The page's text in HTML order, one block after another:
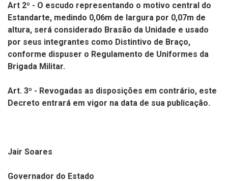
Art 2º - O escudo representando o motivo central do
Estandarte, medindo 0,06m de largura por 0,07m de
altura, será considerado Brasão da Unidade e usado
por seus integrantes como Distintivo de Braço,
conforme dispuser o Regulamento de Uniformes da
Brigada Militar.
Art. 3º - Revogadas as disposições em contrário, este
Decreto entrará em vigor na data de sua publicação.
Jair Soares
Governador do Estado